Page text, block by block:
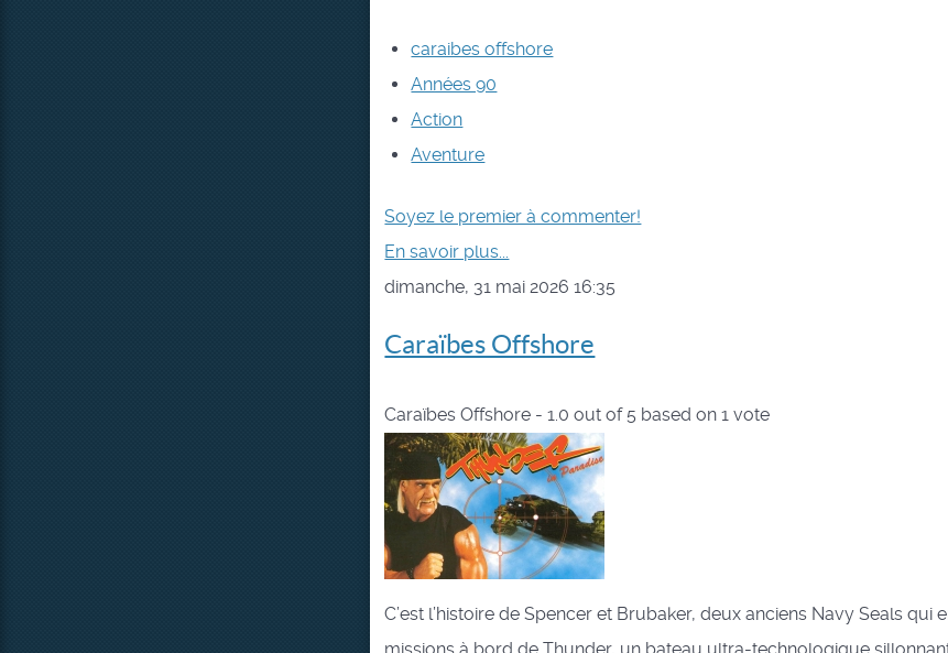
caraibes offshore
Années 90
Action
Aventure
Soyez le premier à commenter!
En savoir plus...
dimanche, 31 mai 2026 16:35
Caraïbes Offshore
Caraïbes Offshore -1.0 out of 5 based on1 vote
C’est l’histoire de Spencer et Brubaker, deux anciens Navy Seals qui